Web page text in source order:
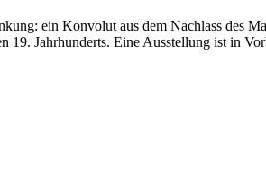
ein Konvolut aus dem Nachlass des
19. Jahrhunderts. Eine Ausstellung ist in